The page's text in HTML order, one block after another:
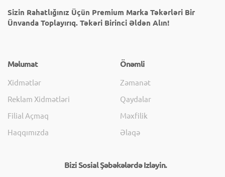
Sizin Rahatlığınız Üçün Premium Marka Təkərləri Bir
Ünvanda Toplayırıq. Təkəri Birinci Əldən Alın!
Məlumat
Xidmətlər
Reklam Xidmətləri
Filial Açmaq
Haqqımızda
Önəmli
Zəmanət
Qaydalar
Məxfilik
Əlaqə
Bizi Sosial Şəbəkələrdə Izləyin.